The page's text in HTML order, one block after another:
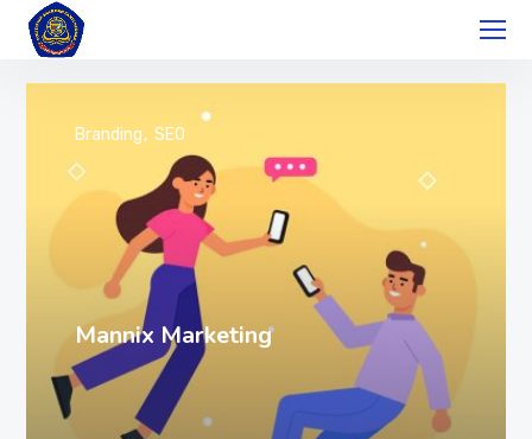
Mannix Marketing
Branding SEO